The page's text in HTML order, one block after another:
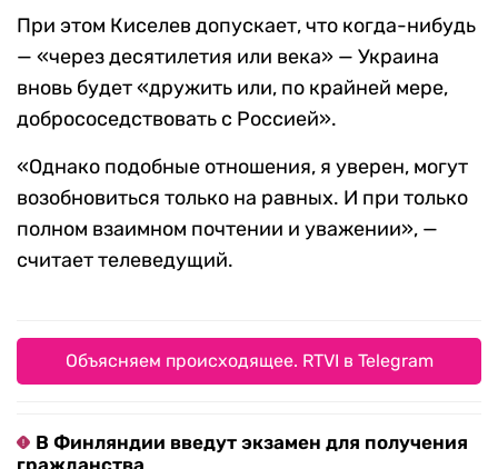
При этом Киселев допускает, что когда-нибудь
— «через десятилетия или века» — Украина
вновь будет «дружить или, по крайней мере,
добрососедствовать с Россией».
«Однако подобные отношения, я уверен, могут
возобновиться только на равных. И при только
полном взаимном почтении и уважении», —
считает телеведущий.
Объясняем происходящее. RTVI в Telegram
В Финляндии введут экзамен для получения